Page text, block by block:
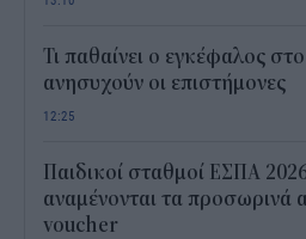
Τι παθαίνει ο εγκέφαλος
ανησυχούν οι επιστήμονες
12:25
Παιδικοί σταθμοί ΕΣΠΑ
αναμένονται τα προσωρινά
voucher